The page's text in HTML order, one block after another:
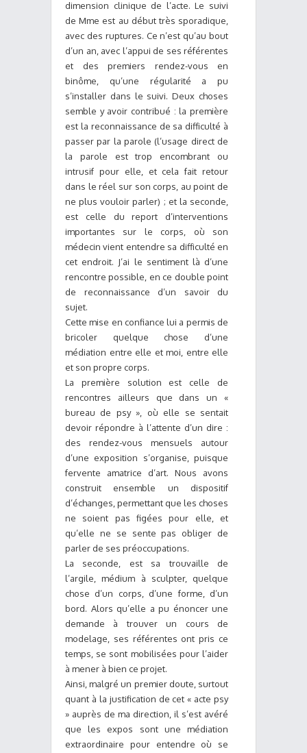
dimension clinique de l’acte. Le suivi
de Mme est au début très sporadique,
avec des ruptures. Ce n’est qu’au bout
d’un an, avec l’appui de ses référentes
et des premiers rendez-vous en
binôme, qu’une régularité a pu
s’installer dans le suivi. Deux choses
semble y avoir contribué : la première
est la reconnaissance de sa difficulté à
passer par la parole (l’usage direct de
la parole est trop encombrant ou
intrusif pour elle, et cela fait retour
dans le réel sur son corps, au point de
ne plus vouloir parler) ; et la seconde,
est celle du report d’interventions
importantes sur le corps, où son
médecin vient entendre sa difficulté en
cet endroit. J’ai le sentiment là d’une
rencontre possible, en ce double point
de reconnaissance d’un savoir du
sujet.
Cette mise en confiance lui a permis de
bricoler quelque chose d’une
médiation entre elle et moi, entre elle
et son propre corps.
La première solution est celle de
rencontres ailleurs que dans un «
bureau de psy », où elle se sentait
devoir répondre à l’attente d’un dire :
des rendez-vous mensuels autour
d’une exposition s’organise, puisque
fervente amatrice d’art. Nous avons
construit ensemble un dispositif
d’échanges, permettant que les choses
ne soient pas figées pour elle, et
qu’elle ne se sente pas obliger de
parler de ses préoccupations.
La seconde, est sa trouvaille de
l’argile, médium à sculpter, quelque
chose d’un corps, d’une forme, d’un
bord. Alors qu’elle a pu énoncer une
demande à trouver un cours de
modelage, ses référentes ont pris ce
temps, se sont mobilisées pour l’aider
à mener à bien ce projet.
Ainsi, malgré un premier doute, surtout
quant à la justification de cet « acte psy
» auprès de ma direction, il s’est avéré
que les expos sont une médiation
extraordinaire pour entendre où se